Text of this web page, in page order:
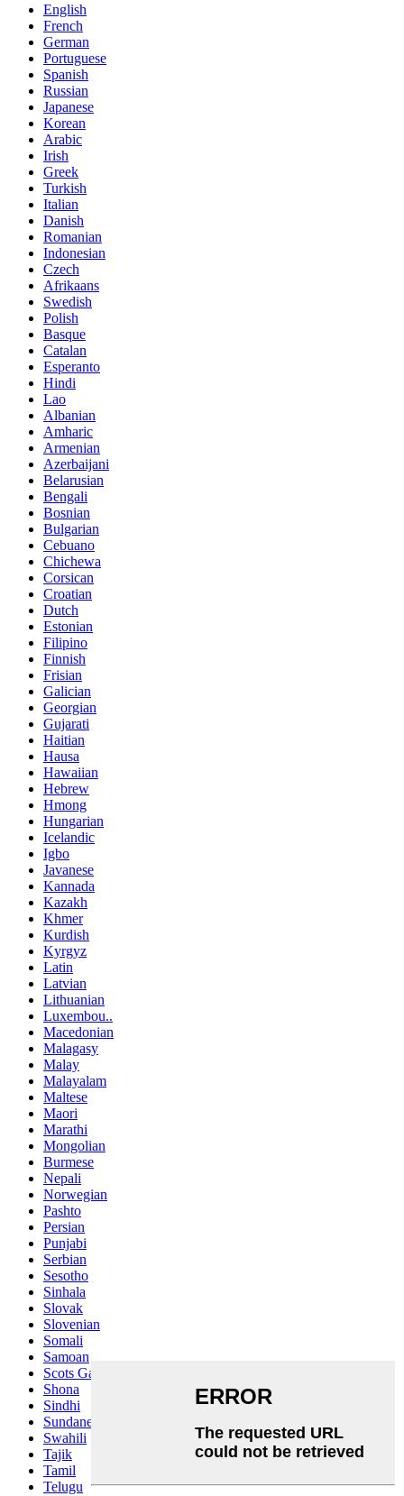
English
French
German
Portuguese
Spanish
Russian
Japanese
Korean
Arabic
Irish
Greek
Turkish
Italian
Danish
Romanian
Indonesian
Czech
Afrikaans
Swedish
Polish
Basque
Catalan
Esperanto
Hindi
Lao
Albanian
Amharic
Armenian
Azerbaijani
Belarusian
Bengali
Bosnian
Bulgarian
Cebuano
Chichewa
Corsican
Croatian
Dutch
Estonian
Filipino
Finnish
Frisian
Galician
Georgian
Gujarati
Haitian
Hausa
Hawaiian
Hebrew
Hmong
Hungarian
Icelandic
Igbo
Javanese
Kannada
Kazakh
Khmer
Kurdish
Kyrgyz
Latin
Latvian
Lithuanian
Luxembou..
Macedonian
Malagasy
Malay
Malayalam
Maltese
Maori
Marathi
Mongolian
Burmese
Nepali
Norwegian
Pashto
Persian
Punjabi
Serbian
Sesotho
Sinhala
Slovak
Slovenian
Somali
Samoan
Scots Gaelic
Shona
Sindhi
Sundanese
Swahili
Tajik
Tamil
Telugu